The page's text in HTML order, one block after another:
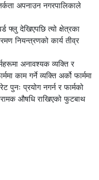
अपनाउन नगरपालिकाले
फ्लु देखिएपछि त्यो क्षेत्रका
नियन्त्रणको कार्य तीव्र
अनावश्यक व्यक्ति र
काम गर्ने व्यक्ति अर्को फार्ममा
प्रयोग नगर्न र फार्मको
औषधि राखिएको फुटबाथ